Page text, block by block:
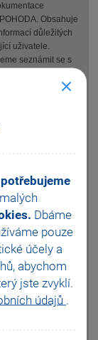
potřebujeme
malých
Dbáme
pouze
účely a
abychom
jste zvyklí.
údajů .
Obsahuje
důležitých
uživatele.
seznámit se s
POHODA začínáte.
součást
s programem
i pro uživatele,
na
sestav
v Pohodě
je součástí
systému
Premium a
příručka se